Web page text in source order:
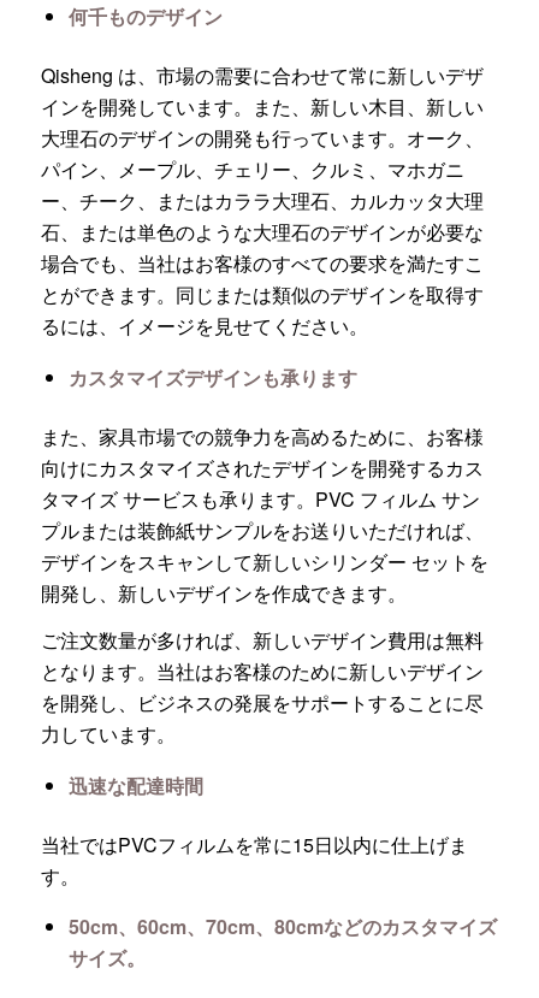
何千ものデザイン
Qisheng は、市場の需要に合わせて常に新しいデザ
インを開発しています。また、新しい木目、新しい
大理石のデザインの開発も行っています。オーク、
パイン、メープル、チェリー、クルミ、マホガニ
ー、チーク、またはカララ大理石、カルカッタ大理
石、または単色のような大理石のデザインが必要な
場合でも、当社はお客様のすべての要求を満たすこ
とができます。同じまたは類似のデザインを取得す
るには、イメージを見せてください。
カスタマイズデザインも承ります
また、家具市場での競争力を高めるために、お客様
向けにカスタマイズされたデザインを開発するカス
タマイズ サービスも承ります。PVC フィルム サン
プルまたは装飾紙サンプルをお送りいただければ、
デザインをスキャンして新しいシリンダー セットを
開発し、新しいデザインを作成できます。
ご注文数量が多ければ、新しいデザイン費用は無料
となります。当社はお客様のために新しいデザイン
を開発し、ビジネスの発展をサポートすることに尽
力しています。
迅速な配達時間
当社ではPVCフィルムを常に15日以内に仕上げま
す。
50cm、60cm、70cm、80cmなどのカスタマイズ
サイズ。